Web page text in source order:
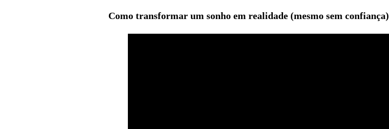
Como transformar um sonho em realidade (mesmo sem confiança)